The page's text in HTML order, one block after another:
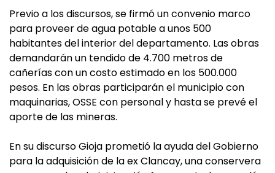
Previo a los discursos, se firmó un convenio marco
para proveer de agua potable a unos 500
habitantes del interior del departamento. Las obras
demandarán un tendido de 4.700 metros de
cañerías con un costo estimado en los 500.000
pesos. En las obras participarán el municipio con
maquinarias, OSSE con personal y hasta se prevé el
aporte de las mineras.
En su discurso Gioja prometió la ayuda del Gobierno
para la adquisición de la ex Clancay, una conservera